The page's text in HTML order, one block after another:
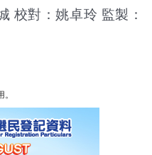
校對：姚卓玲 監製：